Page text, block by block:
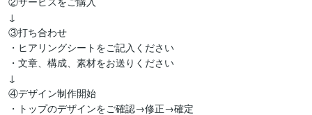
↓
③打ち合わせ
・ヒアリングシートをご記入ください
・文章、構成、素材をお送りください
↓
④デザイン制作開始
・トップのデザインをご確認→修正→確定